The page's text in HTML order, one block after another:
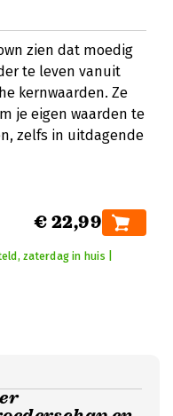
zien dat moedig
te leven vanuit
kernwaarden. Ze
je eigen waarden te
zelfs in uitdagende
€ 22,99
zaterdag in huis |